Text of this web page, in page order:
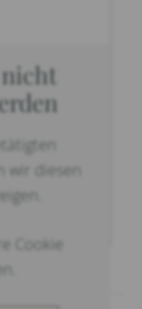
wir diesen
Cookie